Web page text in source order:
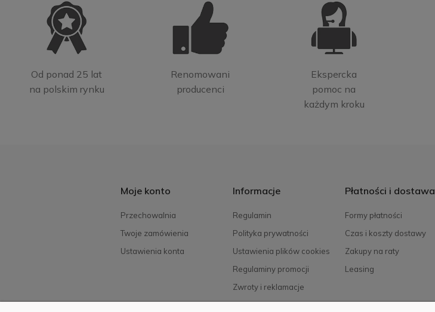
Od ponad 25 lat
na polskim rynku
Renomowani
producenci
Ekspercka
pomoc na
każdym kroku
Moje konto
Przechowalnia
Twoje zamówienia
Ustawienia konta
Informacje
Regulamin
Polityka prywatności
Ustawienia plików cookies
Regulaminy promocji
Zwroty i reklamacje
FAQ
Płatności i dostawa
Formy płatności
Czas i koszty dostawy
Zakupy na raty
Leasing